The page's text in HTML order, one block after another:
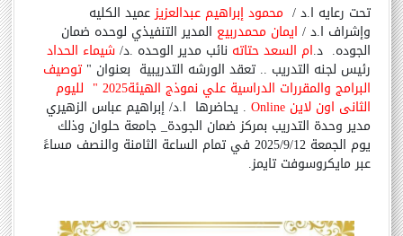
تحت رعايه ا.د / محمود إبراهيم عبدالعزيزعميد الكليه
وإشراف ا.د / ايمان محمدربيع المدير التنفيذي لوحده ضمان
الجوده. د.ام السعد حتاته نائب مدير الوحده .د/شيماء الحداد
رئيس لجنه التدريب .. تعقد الورشه التدريبية بعنوان " توصيف
البرامج والمقررات الدراسية علي نموذج الهيئة2025 " لليوم
الثانى اون لاين Online . يحاضرها ا.د/ إبراهيم عباس الزهيري
مدير وحدة التدريب بمركز ضمان الجودة_ جامعة حلوان وذلك
يوم الجمعة 2025/9/12 في تمام الساعة الثامنة والنصف مساءً
عبر مايكروسوفت تايمز.